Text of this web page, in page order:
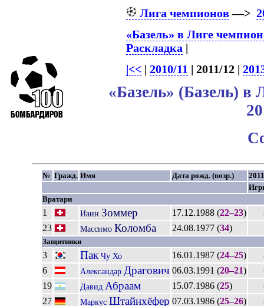
Лига чемпионов—>
«Базель» в Лиге
Раскладка |
|<<| 2010/11 | 2011/12 |
«Базель» (Базель)
№ Гражд. Имя Дата рожд. (возр.)
Вратари
1 Ианн Зоммер 17.12.1988 (22–23)
23
Массимо Коломба 24.08.1977 (34)
Защитники
3 Пак Чу Хо 16.01.1987 (24–25)
6
Александар Драгович 06.03.1991 (20–21)
19
Давид Абраам 15.07.1986 (25)
27
Маркус Штайнхёфер 07.03.1986 (25–26)